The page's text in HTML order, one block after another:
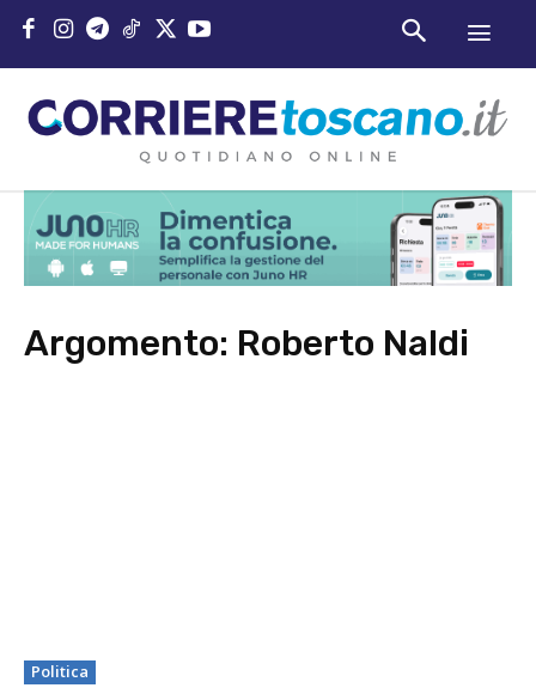
Argomento: Roberto Naldi
Politica